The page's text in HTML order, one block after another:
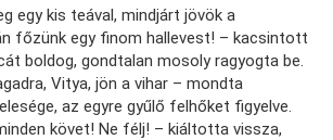
egy kis teával, mindjárt jövök a
főzünk egy finom hallevest! – kacsintott
boldog, gondtalan mosoly ragyogta be.
Vitya, jön a vihar – mondta
az egyre gyűlő felhőket figyelve.
követ! Ne félj! – kiáltotta vissza,